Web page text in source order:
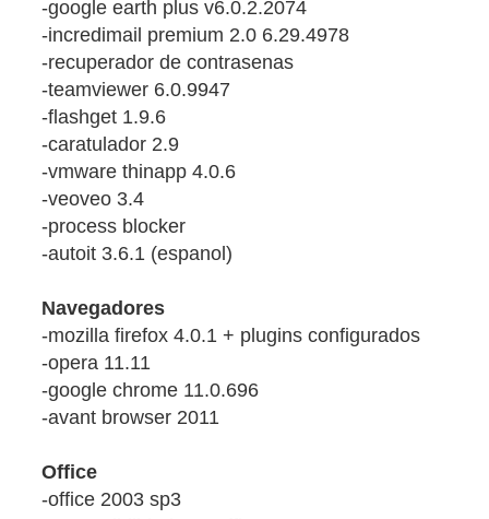
-google earth plus v6.0.2.2074
-incredimail premium 2.0 6.29.4978
-recuperador de contrasenas
-teamviewer 6.0.9947
-flashget 1.9.6
-caratulador 2.9
-vmware thinapp 4.0.6
-veoveo 3.4
-process blocker
-autoit 3.6.1 (espanol)
Navegadores
-mozilla firefox 4.0.1 + plugins configurados
-opera 11.11
-google chrome 11.0.696
-avant browser 2011
Office
-office 2003 sp3